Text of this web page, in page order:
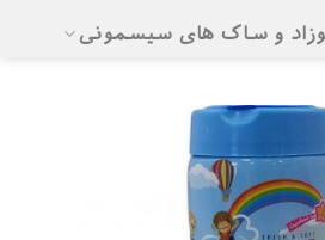
و ساک های سیسمونی